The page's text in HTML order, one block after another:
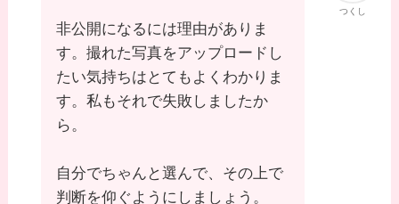
つくし
非公開になるには理由がありま
す。撮れた写真をアップロードし
たい気持ちはとてもよくわかりま
す。私もそれで失敗しましたか
ら。
自分でちゃんと選んで、その上で
判断を仰ぐようにしましょう。